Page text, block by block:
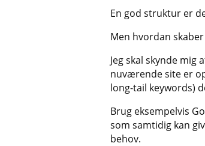
En god struktur er
Men hvordan
Jeg skal skynde
nuværende site er
long-tail keywords)
Brug eksempelvis
som samtidig kan
behov.